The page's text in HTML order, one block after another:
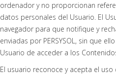
ordenador y no proporcionan
datos personales del Usuario. El
navegador para que notifique y
enviadas por PERSYSOL, sin que
Usuario de acceder a los
El usuario reconoce y acepta el